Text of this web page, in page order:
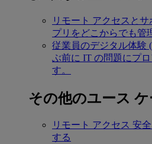
リモート アクセスとサ
プリをどこからでも管
従業員のデジタル体験
ぶ前に IT の問題にプ
す。
その他のユース ケ
リモート アクセス 安
する